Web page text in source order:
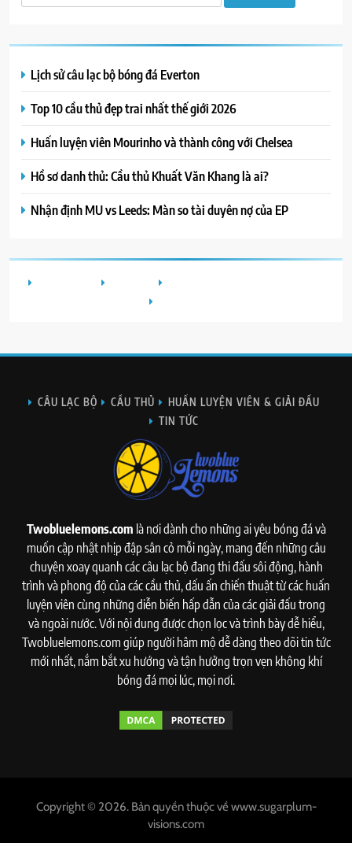
kiếm
Lịch sử câu lạc bộ bóng đá Everton
Top 10 cầu thủ đẹp trai nhất thế giới 2026
Huấn luyện viên Mourinho và thành công với Chelsea
Hồ sơ danh thủ: Cầu thủ Khuất Văn Khang là ai?
Nhận định MU vs Leeds: Màn so tài duyên nợ của EP
CÂU LẠC BỘ CẦU THỦ
HUẤN LUYỆN VIÊN & GIẢI ĐẤU
TIN TỨC
Twobluelemons.com là nơi dành cho những ai yêu bóng đá và
muốn cập nhật nhịp đập sân cỏ mỗi ngày, mang đến những câu
chuyện xoay quanh các câu lạc bộ đang thi đấu sôi động, hành
trình và phong độ của các cầu thủ, dấu ấn chiến thuật từ các huấn
luyện viên cùng những diễn biến hấp dẫn của các giải đấu trong
và ngoài nước. Với nội dung được chọn lọc và trình bày dễ hiểu,
Twobluelemons.com giúp người hâm mộ dễ dàng theo dõi tin tức
mới nhất, nắm bắt xu hướng và tận hưởng trọn vẹn không khí
bóng đá mọi lúc, mọi nơi.
Copyright © 2026. Bản quyền thuộc về www.sugarplum-
visions.com